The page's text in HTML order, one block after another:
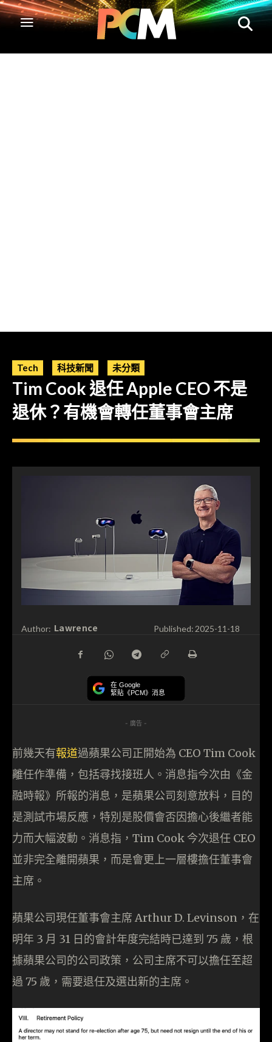
Tech 科技新聞 未分類
Tim Cook 退任 Apple CEO 不是
退休？有機會轉任董事會主席
Author: Lawrence Published: 2025-11-18
在 Google
緊貼《PCM》消息
- 廣告 -
前幾天有報道過蘋果公司正開始為 CEO Tim Cook
離任作準備，包括尋找接班人。消息指今次由《金
融時報》所報的消息，是蘋果公司刻意放料，目的
是測試市場反應，特別是股價會否因擔心後繼者能
力而大幅波動。消息指，Tim Cook 今次退任 CEO
並非完全離開蘋果，而是會更上一層樓擔任董事會
主席。
蘋果公司現任董事會主席 Arthur D. Levinson，在
明年 3 月 31 日的會計年度完結時已達到 75 歲，根
據蘋果公司的公司政策，公司主席不可以擔任至超
過 75 歲，需要退任及選出新的主席。